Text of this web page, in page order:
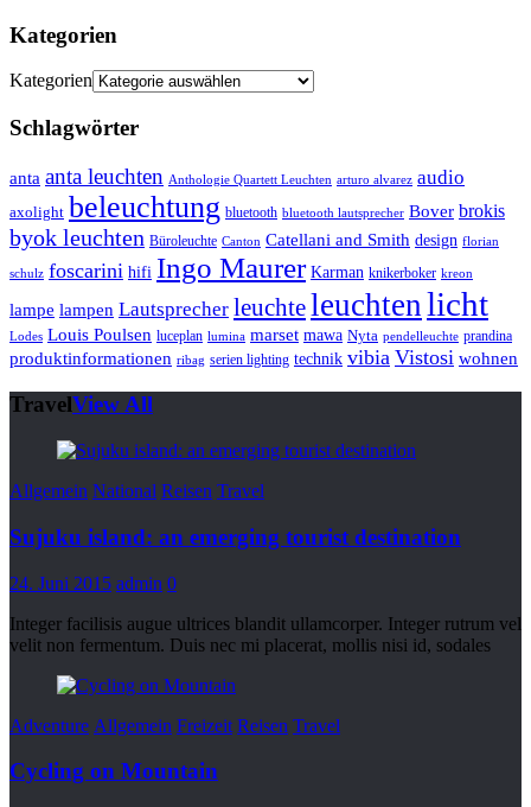
Kategorien
Kategorien
Schlagwörter
anta anta leuchten Anthologie Quartett Leuchten arturo alvarez audio
axolight beleuchtung bluetooth bluetooth lautsprecher Bover brokis
byok leuchten Büroleuchte Canton Catellani and Smith design florian
schulz foscarini hifi Ingo Maurer Karman knikerboker kreon
lampe lampen Lautsprecher leuchteleuchten licht
Lodes Louis Poulsen luceplan lumina marset mawa Nyta pendelleuchte prandina
produktinformationen ribag serien lighting technik vibia Vistosi wohnen
TravelView All
Allgemein National Reisen Travel
Sujuku island: an emerging tourist destination
24. Juni 2015 admin 0
Integer facilisis augue ultrices blandit ullamcorper. Integer rutrum vel
velit non fermentum. Duis nec mi placerat, mollis nisi id, sodales
Adventure Allgemein Freizeit Reisen Travel
Cycling on Mountain